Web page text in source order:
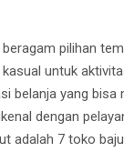
pilihan
untuk
belanja yang bisa
dengan
adalah 7 toko baju